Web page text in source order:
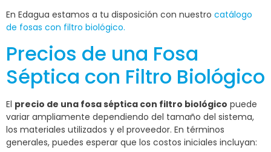
En Edagua estamos a tu disposición con nuestro catálogo
de fosas con filtro biológico.
Precios de una Fosa
Séptica con Filtro Biológico
El precio de una fosa séptica con filtro biológico puede
variar ampliamente dependiendo del tamaño del sistema,
los materiales utilizados y el proveedor. En términos
generales, puedes esperar que los costos iniciales incluyan: